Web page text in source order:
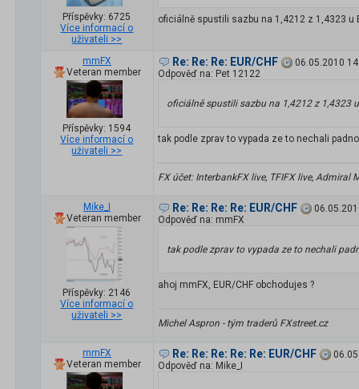
Příspěvky: 6725
Více informací o
uživateli >>
oficiálně spustili sazbu na 1,4212 z 1,4323 u
mmFX
Veteran member
Příspěvky: 1594
Více informací o
uživateli >>
Re: Re: Re: EUR/CHF
06.05.2010
Odpověď na: Pet 12122
oficiálně spustili sazbu na 1,4212 z 1,4323
tak podle zprav to vypada ze to nechali
FX účet: InterbankFX live, TFIFX live, Admiral
Mike_I
Veteran member
Příspěvky: 2146
Více informací o
uživateli >>
Re: Re: Re: Re: EUR/CHF
Odpověď na: mmFX
tak podle zprav to vypada ze to nechali
ahoj mmFX, EUR/CHF obchodujes ?
Michel Aspron - tým traderů FXstreet.cz
mmFX
Veteran member
Re: Re: Re: Re: Re: EUR/CHF
Odpověď na: Mike_I